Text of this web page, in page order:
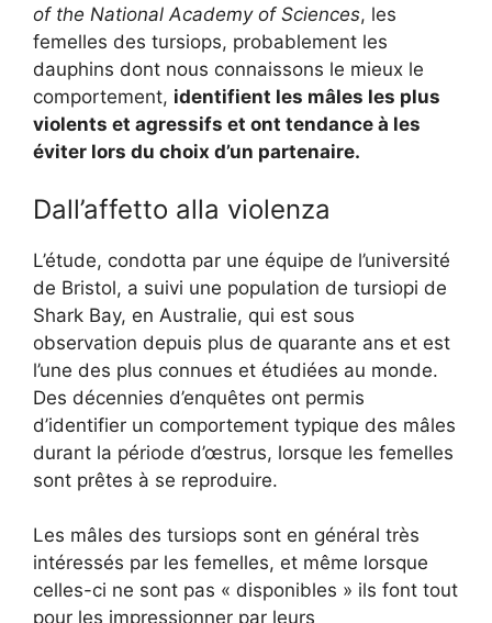
of the National Academy of Sciences, les
femelles des tursiops, probablement les
dauphins dont nous connaissons le mieux le
comportement, identifient les mâles les plus
violents et agressifs et ont tendance à les
éviter lors du choix d’un partenaire.
Dall’affetto alla violenza
L’étude, condotta par une équipe de l’université
de Bristol, a suivi une population de tursiopi de
Shark Bay, en Australie, qui est sous
observation depuis plus de quarante ans et est
l’une des plus connues et étudiées au monde.
Des décennies d’enquêtes ont permis
d’identifier un comportement typique des mâles
durant la période d’œstrus, lorsque les femelles
sont prêtes à se reproduire.
Les mâles des tursiops sont en général très
intéressés par les femelles, et même lorsque
celles-ci ne sont pas « disponibles » ils font tout
pour les impressionner par leurs